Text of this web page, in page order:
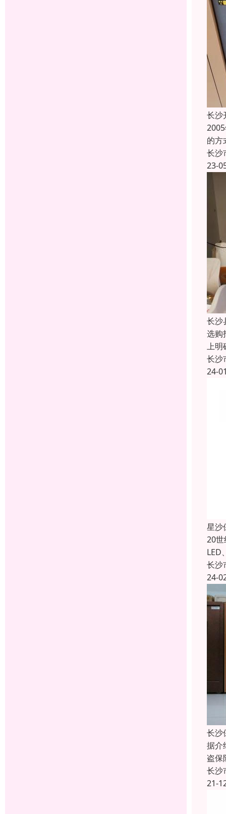
长沙
的方
长沙
23-
长沙
选购
上明
长沙
24-
星沙
20
LED
长沙
24-
长沙
据介
盗保
长沙
21-